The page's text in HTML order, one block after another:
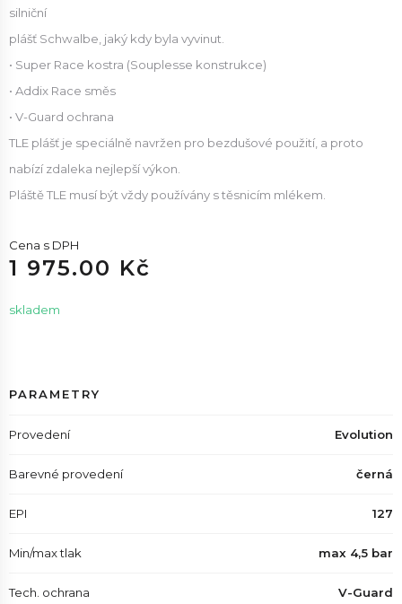
silniční
plášť Schwalbe, jaký kdy byla vyvinut.
• Super Race kostra (Souplesse konstrukce)
• Addix Race směs
• V-Guard ochrana
TLE plášť je speciálně navržen pro bezdušové použití, a proto
nabízí zdaleka nejlepší výkon.
Pláště TLE musí být vždy používány s těsnicím mlékem.
Cena s DPH
1 975.00 Kč
skladem
PARAMETRY
Provedení Evolution
Barevné provedení černá
EPI 127
Min/max tlak max 4,5 bar
Tech. ochrana V-Guard